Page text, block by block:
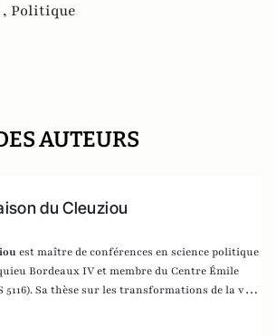
Politique
AUTEURS
du Cleuziou
est maître de conférences en science politique
Bordeaux IV et membre du Centre Émile
5116). Sa thèse sur les transformations de la vie
dominicain entre l’après-guerre et la fin des
Richelieu en science politique de la